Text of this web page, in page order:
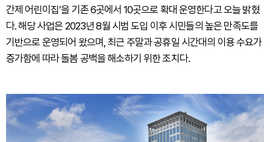
간제 어린이집’을 기존 6곳에서 10곳으로 확대 운영한다고 오늘 밝혔
다. 해당 사업은 2023년 8월 시범 도입 이후 시민들의 높은 만족도를
기반으로 운영되어 왔으며, 최근 주말과 공휴일 시간대의 이용 수요가
증가함에 따라 돌봄 공백을 해소하기 위한 조치다.